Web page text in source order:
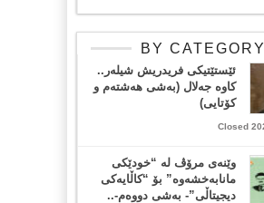
BY CATEGORY
ئێستێتیکی فریدریش شیلەر..
کاوە جەلال (بەشی هەشتەم و
کۆتایی)
وێنەی مرۆڤ لە “خودێکی
مانابەخشەوە” بۆ “کاڵایەکی
دیجیتاڵی”- بەشی دووەم-..